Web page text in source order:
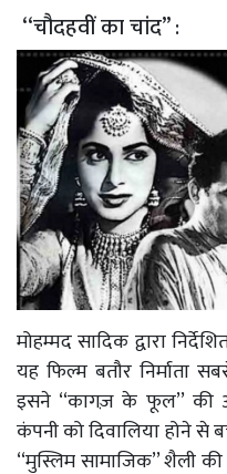
‘‘चौदहवीं का चांद’’ :
मोहम्मद सादिक द्वारा
यह फिल्म बतौर निर्माता
इसने ‘‘कागज़ के फूल’’
कंपनी को दिवालिया होने से
‘‘मुस्लिम सामाजिक’’ शैली